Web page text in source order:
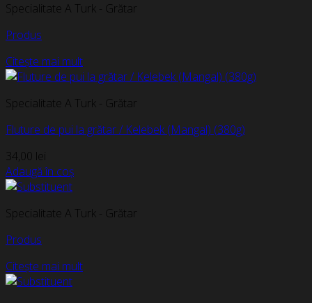
Specialitate A Turk - Grătar
Produs
Citește mai mult
Specialitate A Turk - Grătar
Fluture de pui la grătar / Kelebek (Mangal) (380g)
34,00 lei
Adaugă în coș
Specialitate A Turk - Grătar
Produs
Citește mai mult